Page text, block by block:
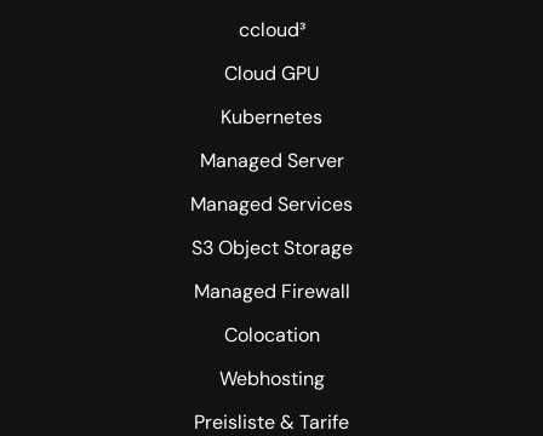
ccloud³
Cloud GPU
Kubernetes
Managed Server
Managed Services
S3 Object Storage
Managed Firewall
Colocation
Webhosting
Preisliste & Tarife